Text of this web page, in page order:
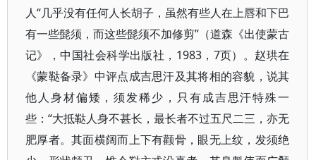
人“几乎没有任何人长胡子，虽然有些人在上唇和下巴
有一些髭须，而这些髭须不加修剪”（道森《出使蒙古
记》，中国社会科学出版社，1983，7页）。赵珙在
《蒙鞑备录》中评点成吉思汗及其将相的容貌，说其
他人身材偏矮，须发稀少，只有成吉思汗特殊一
些：“大抵鞑人身不甚长，最长者不过五尺二三，亦无
肥厚者。其面横阔而上下有颧骨，眼无上纹，发须绝